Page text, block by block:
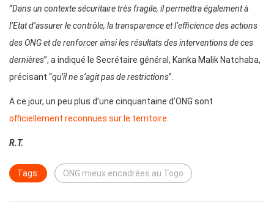
“Dans un contexte sécuritaire très fragile, il permettra également à
l’Etat d’assurer le contrôle, la transparence et l’efficience des actions
des ONG et de renforcer ainsi les résultats des interventions de ces
dernières”, a indiqué le Secrétaire général, Kanka Malik Natchaba,
précisant “qu’il ne s’agit pas de restrictions”.
A ce jour, un peu plus d’une cinquantaine d’ONG sont
officiellement reconnues sur le territoire.
R.T.
Tags: ONG mieux encadrées au Togo